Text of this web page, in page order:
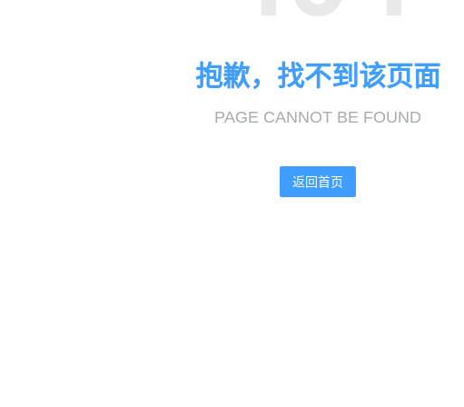
抱歉，找不到该页面
PAGE CANNOT BE FOUND
返回首页